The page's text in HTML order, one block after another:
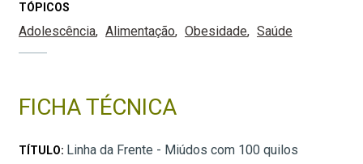
TÓPICOS
Adolescência Alimentação Obesidade Saúde
FICHA TÉCNICA
TÍTULO: Linha da Frente - Miúdos com 100 quilos